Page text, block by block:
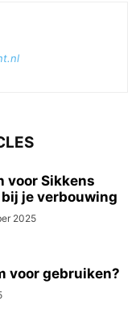
voor Sikkens
je verbouwing
2025
voor gebruiken?